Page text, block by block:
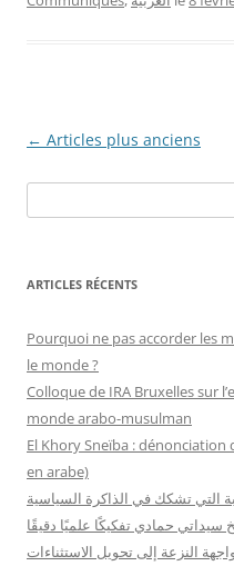
Navigation
← Articles plus anciens
e
c
ARTICLES RÉCENTS
Pourquoi ne pas accorder les
le monde ?
Colloque de IRA Bruxelles sur
monde arabo-musulman
El Khory Sneïba :
en arabe)
التي تشكك في الذاكرة السياسية
سيداتي حمادي تفكيكًا علميًا دقيقًا
النزعة إلى تحويل الاستثناءات